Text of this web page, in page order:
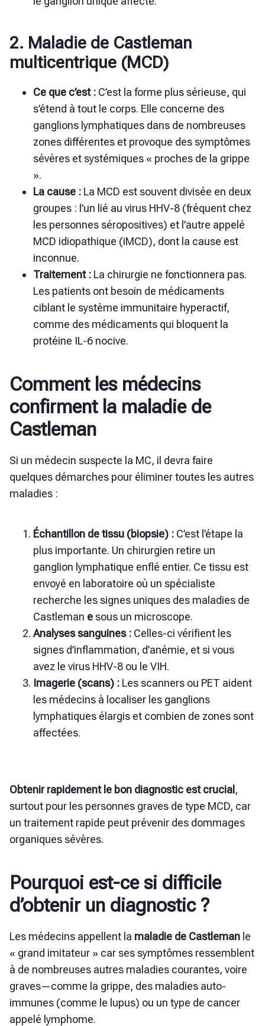
2. Maladie de Castleman
multicentrique (MCD)
Ce que c’est : C’est la forme plus sérieuse, qui
s’étend à tout le corps. Elle concerne des
ganglions lymphatiques dans de nombreuses
zones différentes et provoque des symptômes
sévères et systémiques « proches de la grippe
».
La cause : La MCD est souvent divisée en deux
groupes : l’un lié au virus HHV-8 (fréquent chez
les personnes séropositives) et l’autre appelé
MCD idiopathique (iMCD), dont la cause est
inconnue.
Traitement : La chirurgie ne fonctionnera pas.
Les patients ont besoin de médicaments
ciblant le système immunitaire hyperactif,
comme des médicaments qui bloquent la
protéine IL-6 nocive.
Comment les médecins
confirment la maladie de
Castleman
Si un médecin suspecte la MC, il devra faire
quelques démarches pour éliminer toutes les autres
maladies :
Échantillon de tissu (biopsie) : C’est l’étape la
plus importante. Un chirurgien retire un
ganglion lymphatique enflé entier. Ce tissu est
envoyé en laboratoire où un spécialiste
recherche les signes uniques des maladies de
Castleman e sous un microscope.
Analyses sanguines : Celles-ci vérifient les
signes d’inflammation, d’anémie, et si vous
avez le virus HHV-8 ou le VIH.
Imagerie (scans) : Les scanners ou PET aident
les médecins à localiser les ganglions
lymphatiques élargis et combien de zones sont
affectées.
Obtenir rapidement le bon diagnostic est crucial ,
surtout pour les personnes graves de type MCD, car
un traitement rapide peut prévenir des dommages
organiques sévères.
Pourquoi est-ce si difficile
d’obtenir un diagnostic ?
Les médecins appellent la maladie de Castleman le
« grand imitateur » car ses symptômes ressemblent
à de nombreuses autres maladies courantes, voire
graves—comme la grippe, des maladies auto-
immunes (comme le lupus) ou un type de cancer
appelé lymphome.